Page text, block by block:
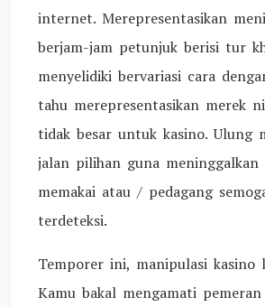
internet. Merepresentasikan
berjam-jam petunjuk berisi tur
menyelidiki bervariasi cara
tahu merepresentasikan merek
tidak besar untuk kasino. Ulung
jalan pilihan guna meninggalkan
memakai atau / pedagang
terdeteksi.
Temporer ini, manipulasi kasino
Kamu bakal mengamati